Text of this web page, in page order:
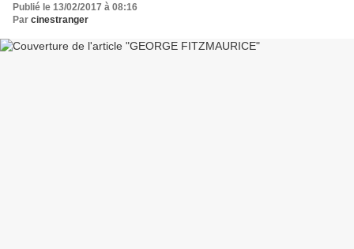
Publié le 13/02/2017 à 08:16
Par cinestranger